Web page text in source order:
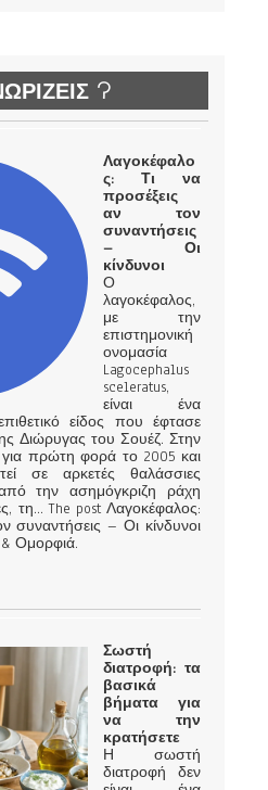
?
Λαγοκέφαλο
ς: Τι να
προσέξεις
αν τον
συναντήσεις
– Οι
κίνδυνοι
Ο
λαγοκέφαλος,
με την
επιστημονική
ονομασία
Lagocephalus
sceleratus,
είναι ένα
είδος που έφτασε
Διώρυγας του Σουέζ. Στην
πρώτη φορά το 2005 και
σε αρκετές θαλάσσιες
από την ασημόγκριζη ράχη
τη... The post Λαγοκέφαλος:
συναντήσεις – Οι κίνδυνοι
Ομορφιά.
Σωστή
διατροφή: τα
βασικά
βήματα για
να την
κρατήσετε
Η σωστή
διατροφή δεν